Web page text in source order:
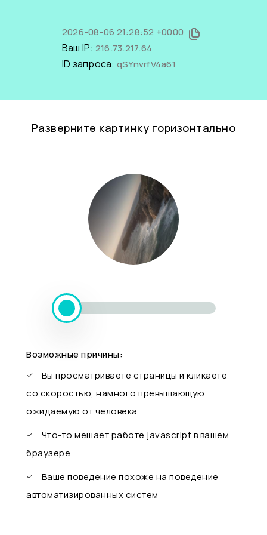
2026-08-06 21:28:52 +0000
Ваш IP: 216.73.217.64
ID запроса: qSYnvrfV4a61
Разверните картинку горизонтально
Возможные причины:
Вы просматриваете страницы и кликаете
со скоростью, намного превышающую
ожидаемую от человека
Что-то мешает работе javascript в вашем
браузере
Ваше поведение похоже на поведение
автоматизированных систем